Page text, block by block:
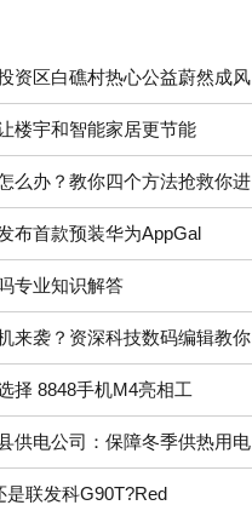
资区白礁村热心公益蔚然成风
楼宇和智能家居更节能
么办？教你四个方法抢救你进
布首款预装华为AppGal
专业知识解答
来袭？资深科技数码编辑教你
择 8848手机M4亮相工
供电公司：保障冬季供热用电
是联发科G90T?Red